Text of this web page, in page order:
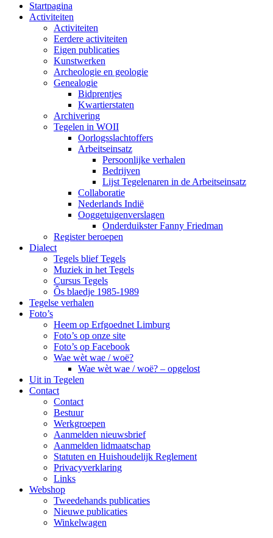
Startpagina
Activiteiten
Activiteiten
Eerdere activiteiten
Eigen publicaties
Kunstwerken
Archeologie en geologie
Genealogie
Bidprentjes
Kwartierstaten
Archivering
Tegelen in WOII
Oorlogsslachtoffers
Arbeitseinsatz
Persoonlijke verhalen
Bedrijven
Lijst Tegelenaren in de Arbeitseinsatz
Collaboratie
Nederlands Indië
Ooggetuigenverslagen
Onderduikster Fanny Friedman
Register beroepen
Dialect
Tegels blief Tegels
Muziek in het Tegels
Cursus Tegels
Ôs blaedje 1985-1989
Tegelse verhalen
Foto’s
Heem op Erfgoednet Limburg
Foto’s op onze site
Foto’s op Facebook
Wae wèt wae / woë?
Wae wèt wae / woë? – opgelost
Uit in Tegelen
Contact
Contact
Bestuur
Werkgroepen
Aanmelden nieuwsbrief
Aanmelden lidmaatschap
Statuten en Huishoudelijk Reglement
Privacyverklaring
Links
Webshop
Tweedehands publicaties
Nieuwe publicaties
Winkelwagen